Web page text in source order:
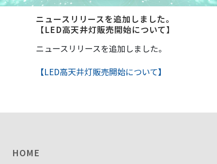
ニュースリリースを追加しました。
【LED高天井灯販売開始について】
ニュースリリースを追加しました。
【LED高天井灯販売開始について】
HOME